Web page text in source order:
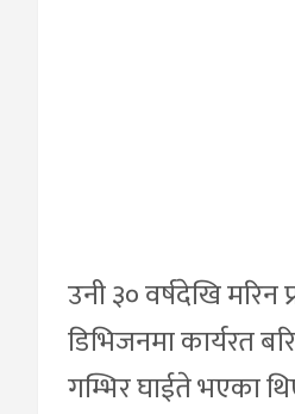
उनी ३० वर्षदेखि मरिन
डिभिजनमा कार्यरत
गम्भिर घाईते भएका